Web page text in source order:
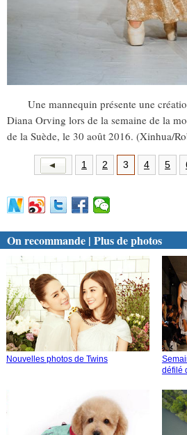
Une mannequin présente une
Diana Orving lors de la semaine de la
de la Suède, le 30 août 2016. (Xinhua/
1 2 3 4 5
On recommande | Plus de photos
Nouvelles photos de Twins
défilé